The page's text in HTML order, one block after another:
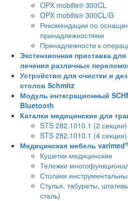
OPX mobilis® 300CL
OPX mobilis® 300CL/G
Рекомендации по
принадлежностями
Принадлежности к
Экстензионная приставка
лечения различных
Устройство для очистки и
столов Schmitz
Модуль интеграционный
Bluetooth
Каталки медицинские для
STS 282.1010.1 (2 секции)
STS 282.1010.1 (4 секции)
Медицинская мебель varimed
Кушетки медицинские
Тележки
Столики
Стулья, табуреты,
сталь)